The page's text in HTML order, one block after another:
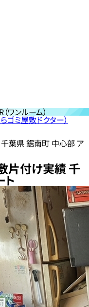
ワンルーム）
ゴミ屋敷ドクター）
千葉県 鋸南町 中心部 ア
片付け実績 千